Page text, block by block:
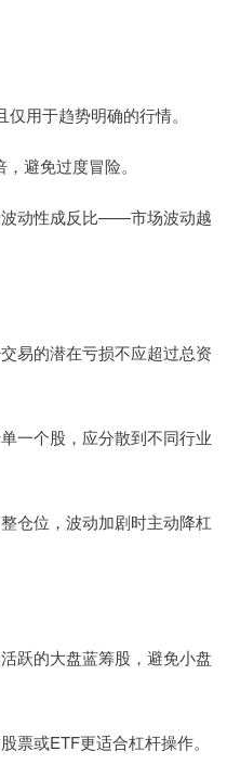
用于趋势明确的行情。
避免过度冒险。
动性成反比——市场波动越
易的潜在亏损不应超过总资
一个股，应分散到不同行业
仓位，波动加剧时主动降杠
跃的大盘蓝筹股，避免小盘
票或ETF更适合杠杆操作。